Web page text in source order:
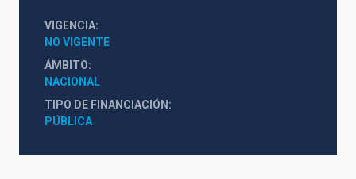
VIGENCIA
NO VIGENTE
ÁMBITO
NACIONAL
TIPO DE FINANCIACIÓN
PÚBLICA